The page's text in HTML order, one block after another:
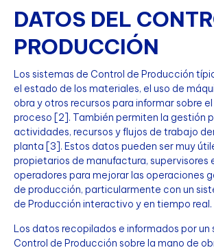
DATOS DEL
PRODUCCIÓN
Los sistemas de Control de Producción
el estado de los materiales, el uso de
obra y otros recursos para informar sobre
proceso [2]. También permiten la gestión
actividades, recursos y flujos de trabajo
planta [3]. Estos datos pueden ser muy
propietarios de manufactura, supervisores
operadores para mejorar las operaciones
de producción, particularmente con un
de Producción interactivo y en tiempo real.
Los datos recopilados e informados por un
Control de Producción sobre la mano de